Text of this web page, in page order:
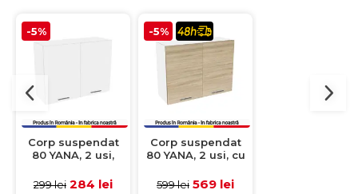
-5%
Corp suspendat
80 YANA, 2 usi,
alb, 80x30x60 cm
299 lei 284 lei
-5%
Corp suspendat
80 YANA, 2 usi, cu
fronturi sonoma,
599 lei 569 lei